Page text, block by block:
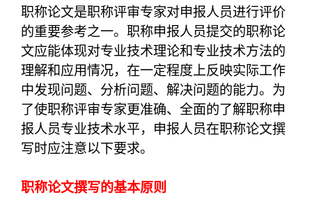
职称论文是职称评审专家对申报人员进行评价
的重要参考之一。职称申报人员提交的职称论
文应能体现对专业技术理论和专业技术方法的
理解和应用情况，在一定程度上反映实际工作
中发现问题、分析问题、解决问题的能力。为
了使职称评审专家更准确、全面的了解职称申
报人员专业技术水平，申报人员在职称论文撰
写时应注意以下要求。
职称论文撰写的基本原则